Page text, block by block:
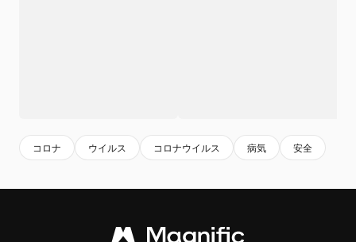
コロナ ウイルス コロナウイルス 病気 安全